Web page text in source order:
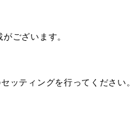
ございます。
ッティングを行ってください。